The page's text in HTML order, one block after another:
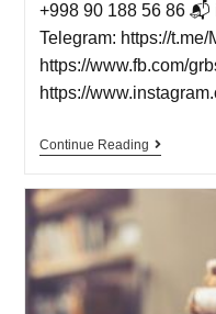
+998 90 188 56 86 📬
Telegram: https://t.me/
https://www.fb.com/
https://
Continue Reading